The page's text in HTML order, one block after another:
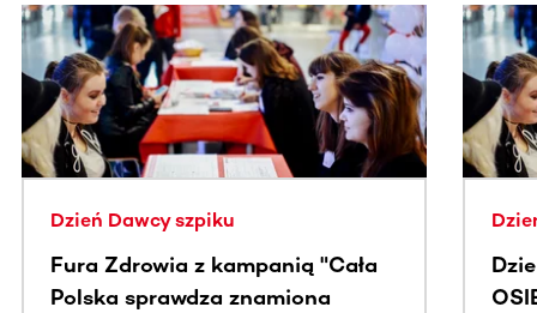
Ta sekcja zawiera treści przewijane w poziomie. Użyj
Dzień Dawcy szpiku
Fura Zdrowia z kampanią "Cała
Polska sprawdza znamiona